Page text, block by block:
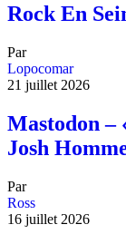
Rock En
Par
Lopocomar
21 juillet 2026
Mastodon –
Josh
Par
Ross
16 juillet 2026